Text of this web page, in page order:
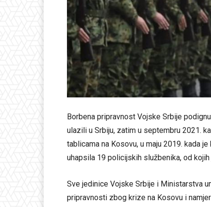
Borbena pripravnost Vojske Srbije
ulazili u Srbiju, zatim u septembru 2021.
tablicama na Kosovu, u maju 2019. kada
uhapsila 19 policijskih službenika, od
Sve jedinice Vojske Srbije i Ministarstva
pripravnosti zbog krize na Kosovu i